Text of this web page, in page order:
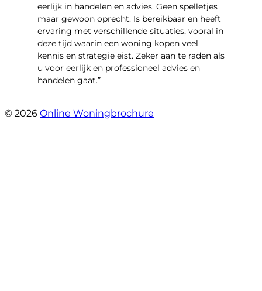
eerlijk in handelen en advies. Geen spelletjes
maar gewoon oprecht. Is bereikbaar en heeft
ervaring met verschillende situaties, vooral in
deze tijd waarin een woning kopen veel
kennis en strategie eist. Zeker aan te raden als
u voor eerlijk en professioneel advies en
handelen gaat.”
© 2026 Online Woningbrochure